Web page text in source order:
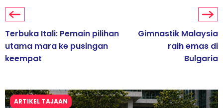
Terbuka Itali: Pemain pilihan
utama mara ke pusingan
keempat
Gimnastik Malaysia
raih emas di
Bulgaria
ARTIKEL TAJAAN